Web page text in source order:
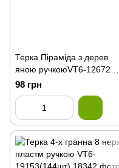
Терка Піраміда з дерев
яною ручкоюVT6-12672
(72шт)
98 грн